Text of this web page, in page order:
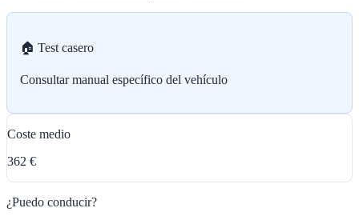
🏠 Test casero
Consultar manual específico del vehículo
Coste medio
362 €
¿Puedo conducir?